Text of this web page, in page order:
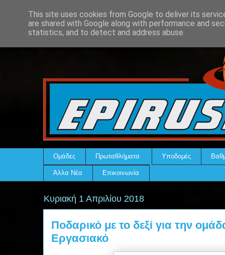
Ομάδες Πρωταθλήματα Υποδομές
Άλλα Νέα Επικοινωνία
Κυριακή 1 Απριλίου 2018
Ποδαρικό με το δεξί για την
Εργασιακό
This site uses cookies from Google to deliver its
are shared with Google along with performance and
statistics, and to detect and address abuse.